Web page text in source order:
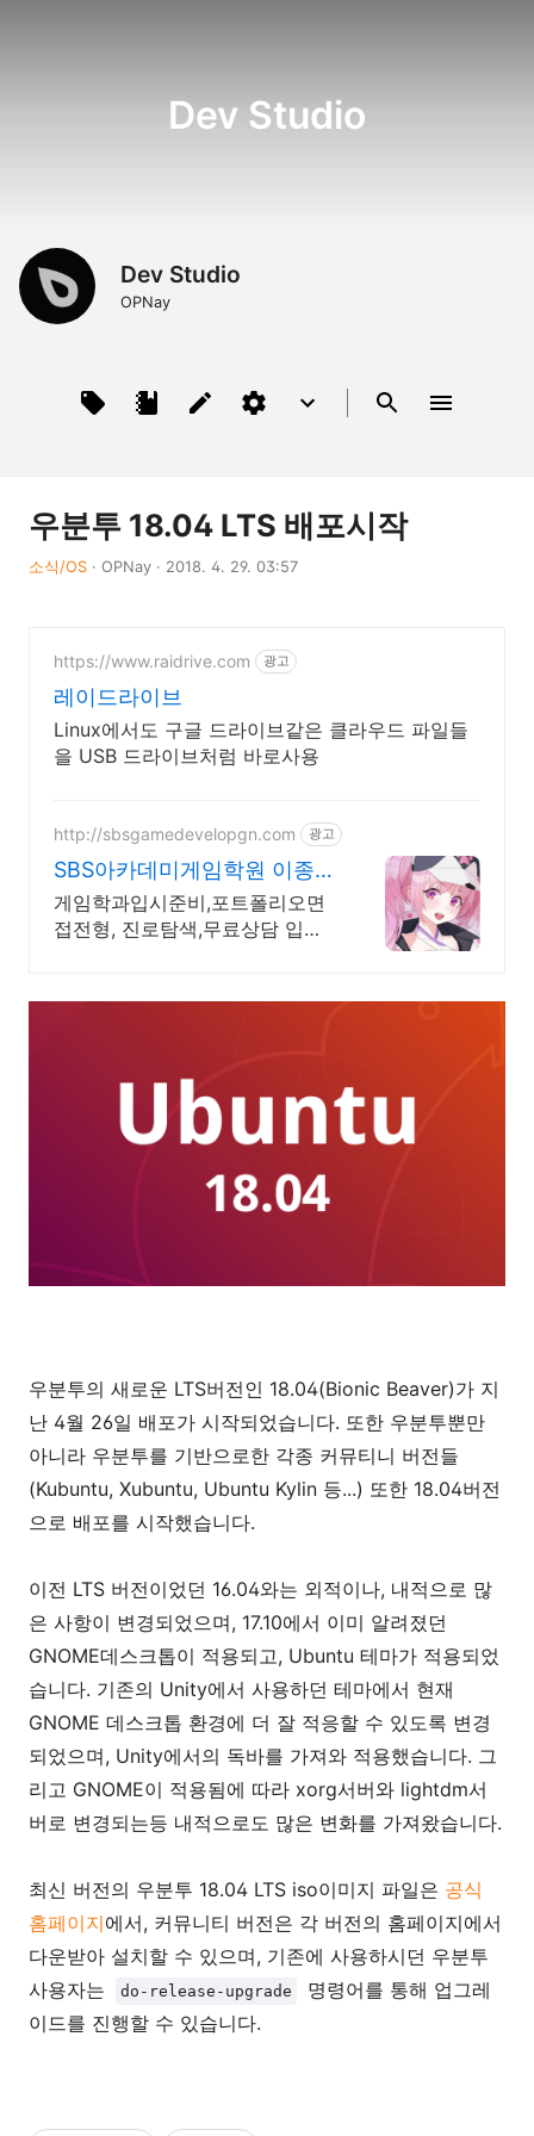
Dev Studio
Dev Studio
OPNay
우분투 18.04 LTS 배포시작
소식/OS · OPNay · 2018. 4. 29. 03:57
https://www.raidrive.com 광고
레이드라이브
Linux에서도 구글 드라이브같은 클라우드 파일들
을 USB 드라이브처럼 바로사용
http://sbsgamedevelopgn.com 광고
SBS아카데미게임학원 이종혁
청강대 게임학과 입시반 상담
게임학과입시준비,포트폴리오면
접전형, 진로탐색,무료상담 입시
다.
우분투의 새로운 LTS버전인 18.04(Bionic Beaver)가 지
난 4월 26일 배포가 시작되었습니다. 또한 우분투뿐만
아니라 우분투를 기반으로한 각종 커뮤티니 버전들
(Kubuntu, Xubuntu, Ubuntu Kylin 등...) 또한 18.04버전
으로 배포를 시작했습니다.
이전 LTS 버전이었던 16.04와는 외적이나, 내적으로 많
은 사항이 변경되었으며, 17.10에서 이미 알려졌던
GNOME데스크톱이 적용되고, Ubuntu 테마가 적용되었
습니다. 기존의 Unity에서 사용하던 테마에서 현재
GNOME 데스크톱 환경에 더 잘 적응할 수 있도록 변경
되었으며, Unity에서의 독바를 가져와 적용했습니다. 그
리고 GNOME이 적용됨에 따라 xorg서버와 lightdm서
버로 변경되는등 내적으로도 많은 변화를 가져왔습니다.
최신 버전의 우분투 18.04 LTS iso이미지 파일은 공식
홈페이지에서, 커뮤니티 버전은 각 버전의 홈페이지에서
다운받아 설치할 수 있으며, 기존에 사용하시던 우분투
사용자는
do-release-upgrade
명령어를 통해 업그레
이드를 진행할 수 있습니다.